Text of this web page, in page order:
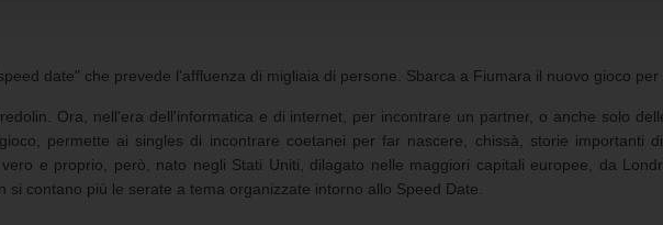
date" che prevede l'affluenza di migliaia di persone. Sbarca a Fiumara il nuovo gioco
Ora, nell'era dell'informatica e di internet, per incontrare un partner, o anche solo
permette ai singles di incontrare coetanei per far nascere, chissà, storie importanti
e proprio, però, nato negli Stati Uniti, dilagato nelle maggiori capitali europee, da
contano più le serate a tema organizzate intorno allo Speed Date.